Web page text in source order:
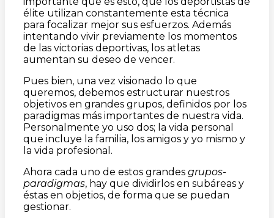
élite utilizan constantemente esta técnica
para focalizar mejor sus esfuerzos. Además
intentando vivir previamente los momentos
de las victorias deportivas, los atletas
aumentan su deseo de vencer.
Pues bien, una vez visionado lo que
queremos, debemos estructurar nuestros
objetivos en grandes grupos, definidos por los
paradigmas más importantes de nuestra vida.
Personalmente yo uso dos; la vida personal
que incluye la familia, los amigos y yo mismo y
la vida profesional.
Ahora cada uno de estos grandes grupos-
paradigmas, hay que dividirlos en subáreas y
éstas en objetios, de forma que se puedan
gestionar.